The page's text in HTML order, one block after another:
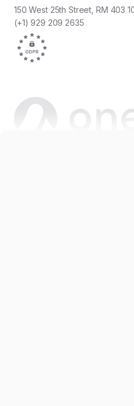
150 West 25th Street, RM 403
(+1) 929 209 2635